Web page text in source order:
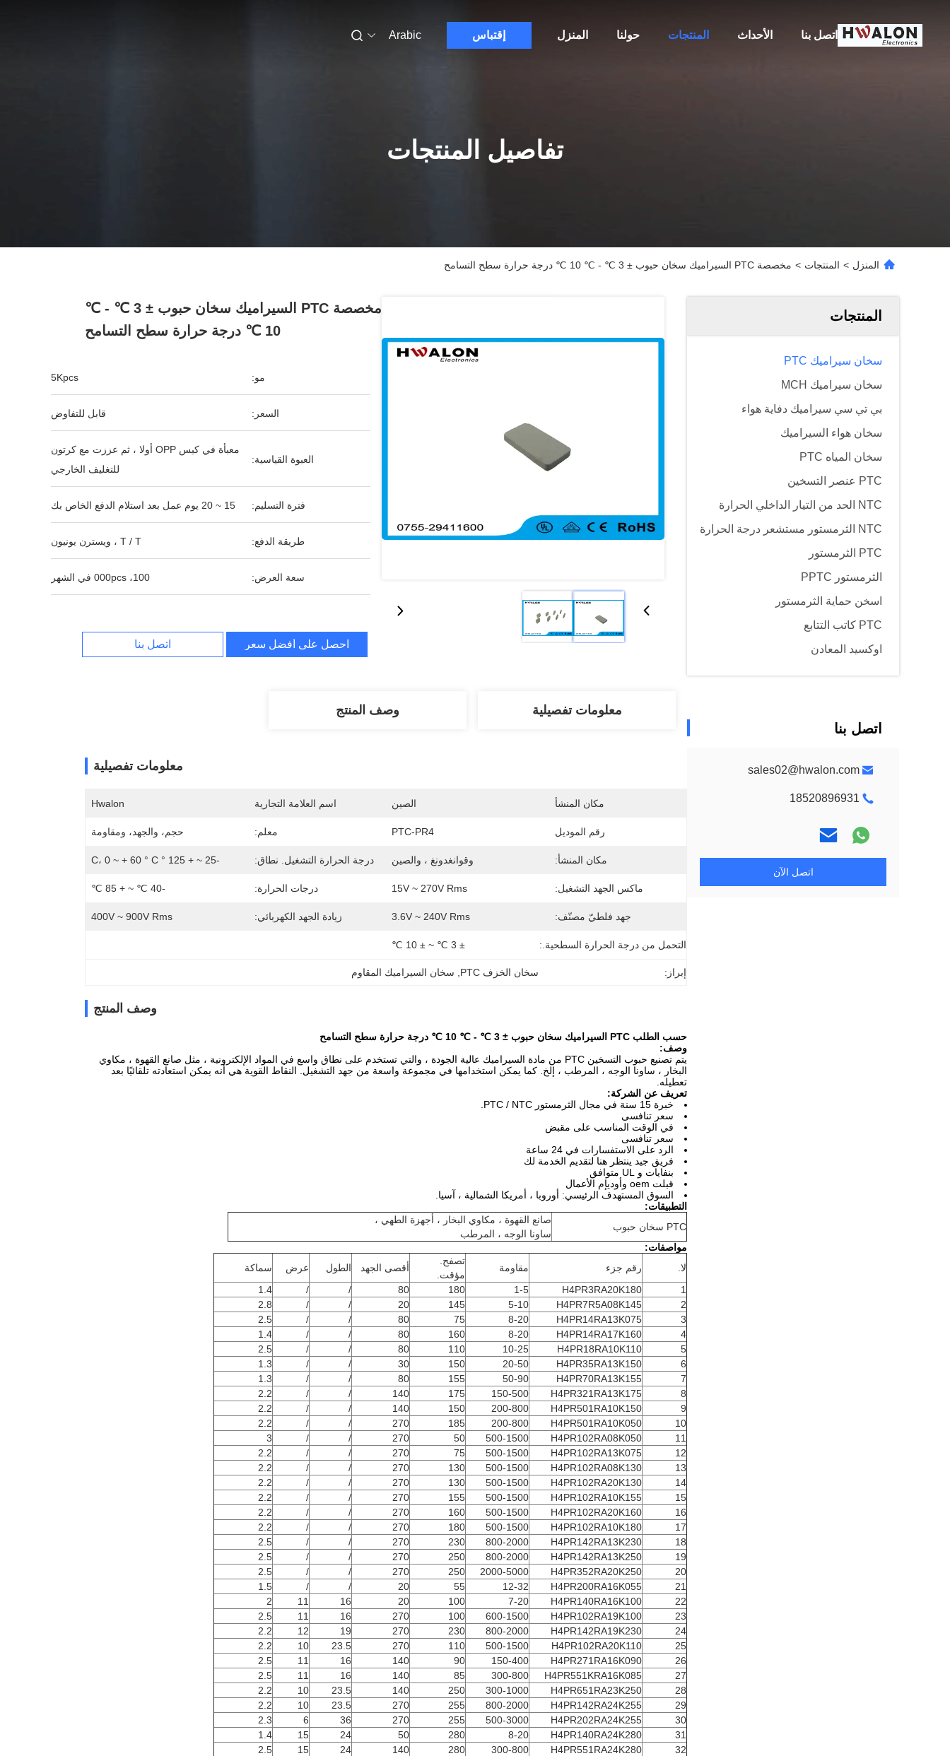
المنزل حولنا المنتجات الأحداث اتصل بنا إقتباس Arabic
تفاصيل المنتجات
المنزل > المنتجات > مخصصة PTC السيراميك سخان حبوب ± 3 ℃ - ℃ 10 ℃ درجة حرارة سطح التسامح
المنتجات
سخان سيراميك PTC
سخان سيراميك MCH
بي تي سي سيراميك دفاية هواء
سخان هواء السيراميك
سخان المياه PTC
PTC عنصر التسخين
NTC الحد من التيار الداخلي الحرارة
NTC الثرمستور مستشعر درجة الحرارة
PTC الثرمستور
الثرمستور PPTC
اسخن حماية الثرمستور
PTC كاتب التتابع
اوكسيد المعادن
اتصل بنا
sales02@hwalon.com
18520896931
اتصل الآن
مخصصة PTC السيراميك سخان حبوب ± 3 ℃ - ℃
10 ℃ درجة حرارة سطح التسامح
مو: 5Kpcs
السعر: قابل للتفاوض
العبوة القياسية:
معبأة في كيس OPP أولا ، ثم عززت مع كرتون
للتغليف الخارجي
فترة التسليم: 15 ~ 20 يوم عمل بعد استلام الدفع الخاص بك
طريقة الدفع: T / T ، ويسترن يونيون
سعة العرض: 100، 000pcs في الشهر
احصل على أفضل سعر اتصل بنا
معلومات تفصيلية وصف المنتج
معلومات تفصيلية
مكان المنشأ الصين اسم العلامة التجارية Hwalon
رقم الموديل PTC-PR4 معلم: حجم، والجهد، ومقاومة
مكان المنشأ: وقوانغدونغ ، والصين درجة الحرارة التشغيل. نطاق: -25 ~ + 125 ° C، 0 ~ + 60 ° C
ماكس الجهد التشغيل: 15V ~ 270V Rms درجات الحرارة: -40 ℃ ~ + 85 ℃
جهد فلطيّ مصنّف: 3.6V ~ 240V Rms زيادة الجهد الكهربائي: 400V ~ 900V Rms
التحمل من درجة الحرارة السطحية.: ± 3 ℃ ~ ± 10 ℃
إبراز: سخان الخزف PTC سخان السيراميك المقاوم
وصف المنتج
حسب الطلب PTC السيراميك سخان حبوب ± 3 ℃ - ℃ 10 ℃ درجة حرارة سطح التسامح
وصف:
يتم تصنيع حبوب التسخين PTC من مادة السيراميك عالية الجودة ، والتي تستخدم على نطاق واسع في المواد الإلكترونية ، مثل صانع القهوة ، مكاوي
البخار ، ساونا الوجه ، المرطب ، إلخ. كما يمكن استخدامها في مجموعة واسعة من جهد التشغيل. النقاط القوية هي أنه يمكن استعادته تلقائيًا بعد
تعطيله.
تعريف عن الشركة:
خبرة 15 سنة في مجال الثرمستور PTC / NTC.
سعر تنافسى
في الوقت المناسب على مقبض
سعر تنافسى
الرد على الاستفسارات في 24 ساعة
فريق جيد ينتظر هنا لتقديم الخدمة لك
بنفايات و UL متوافق
قبلت oem وأوديإم الأعمال
السوق المستهدف الرئيسي: أوروبا ، أمريكا الشمالية ، آسيا.
التطبيقات:
PTC سخان حبوب
صانع القهوة ، مكاوي البخار ، أجهزة الطهي ،
ساونا الوجه ، المرطب
مواصفات:
لا.
رقم جزء مقاومة
تصفح.
مؤقت.
أقصى الجهد الطول عرض
سماكة
1
H4PR3RA20K180
1-5
180
80
/
/
1.4
2
H4PR7R5A08K145
5-10
145
20
/
/
2.8
3
H4PR14RA13K075
8-20
75
80
/
/
2.5
4
H4PR14RA17K160
8-20
160
80
/
/
1.4
5
H4PR18RA10K110
10-25
110
80
/
/
2.5
6
H4PR35RA13K150
20-50
150
30
/
/
1.3
7
H4PR70RA13K155
50-90
155
80
/
/
1.3
8
H4PR321RA13K175
150-500
175
140
/
/
2.2
9
H4PR501RA10K150
200-800
150
140
/
/
2.2
10
H4PR501RA10K050
200-800
185
270
/
/
2.2
11
H4PR102RA08K050
500-1500
50
270
/
/
3
12
H4PR102RA13K075
500-1500
75
270
/
/
2.2
13
H4PR102RA08K130
500-1500
130
270
/
/
2.2
14
H4PR102RA20K130
500-1500
130
270
/
/
2.2
15
H4PR102RA10K155
500-1500
155
270
/
/
2.2
16
H4PR102RA20K160
500-1500
160
270
/
/
2.2
17
H4PR102RA10K180
500-1500
180
270
/
/
2.2
18
H4PR142RA13K230
800-2000
230
270
/
/
2.5
19
H4PR142RA13K250
800-2000
250
270
/
/
2.5
20
H4PR352RA20K250
2000-5000
250
270
/
/
2.5
21
H4PR200RA16K055
12-32
55
20
/
/
1.5
22
H4PR140RA16K100
7-20
100
20
16
11
2
23
H4PR102RA19K100
600-1500
100
270
16
11
2.5
24
H4PR142RA19K230
800-2000
230
270
19
12
2.2
25
H4PR102RA20K110
500-1500
110
270
23.5
10
2.2
26
H4PR271RA16K090
150-400
90
140
16
11
2.5
27
H4PR551KRA16K085
300-800
85
140
16
11
2.5
28
H4PR651RA23K250
300-1000
250
140
23.5
10
2.2
29
H4PR142RA24K255
800-2000
255
270
23.5
10
2.2
30
H4PR202RA24K255
500-3000
255
270
36
6
2.3
31
H4PR140RA24K280
8-20
280
50
24
15
1.4
32
H4PR551RA24K280
300-800
280
140
24
15
2.5